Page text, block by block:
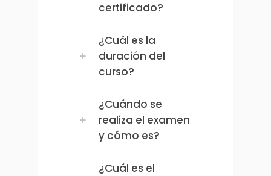
certificado?
¿Cuál es la
duración del
curso?
¿Cuándo se
realiza el examen
y cómo es?
¿Cuál es el